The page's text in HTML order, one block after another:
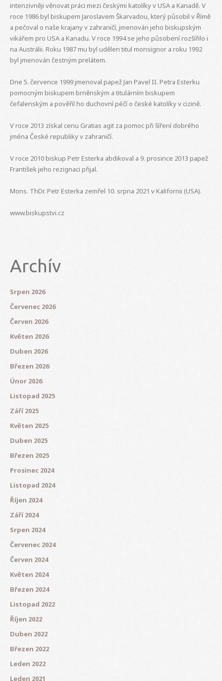
intenzivněji věnovat práci mezi českými katolíky v USA a Kanadě. V
roce 1986 byl biskupem Jaroslavem Škarvadou, který působil v Římě
a pečoval o naše krajany v zahraničí, jmenován jeho biskupským
vikářem pro USA a Kanadu. V roce 1994 se jeho působení rozšířilo i
na Austrálii. Roku 1987 mu byl udělen titul monsignor a roku 1992
byl jmenován čestným prelátem.
Dne 5. července 1999 jmenoval papež Jan Pavel II. Petra Esterku
pomocným biskupem brněnským a titulárním biskupem
čefalenským a pověřil ho duchovní péčí o české katolíky v cizině.
V roce 2013 získal cenu Gratias agit za pomoc při šíření dobrého
jména České republiky v zahraničí.
V roce 2010 biskup Petr Esterka abdikoval a 9. prosince 2013 papež
František jeho rezignaci přijal.
Mons. ThDr. Petr Esterka zemřel 10. srpna 2021 v Kalifornii (USA).
www.biskupstvi.cz
Archív
Srpen 2026
Červenec 2026
Červen 2026
Květen 2026
Duben 2026
Březen 2026
Únor 2026
Listopad 2025
Září 2025
Květen 2025
Duben 2025
Březen 2025
Prosinec 2024
Listopad 2024
Říjen 2024
Září 2024
Srpen 2024
Červenec 2024
Červen 2024
Květen 2024
Březen 2024
Listopad 2022
Říjen 2022
Duben 2022
Březen 2022
Leden 2022
Leden 2021